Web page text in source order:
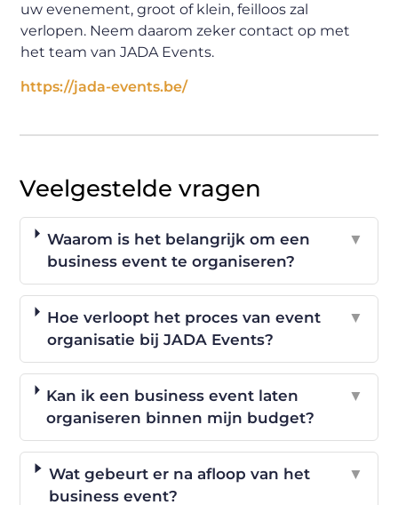
uw evenement, groot of klein, feilloos zal
verlopen. Neem daarom zeker contact op met
het team van JADA Events.
https://jada-events.be/
Veelgestelde vragen
Waarom is het belangrijk om een
business event te organiseren?
▼
Hoe verloopt het proces van event
organisatie bij JADA Events?
▼
Kan ik een business event laten
organiseren binnen mijn budget?
▼
Wat gebeurt er na afloop van het
business event?
▼